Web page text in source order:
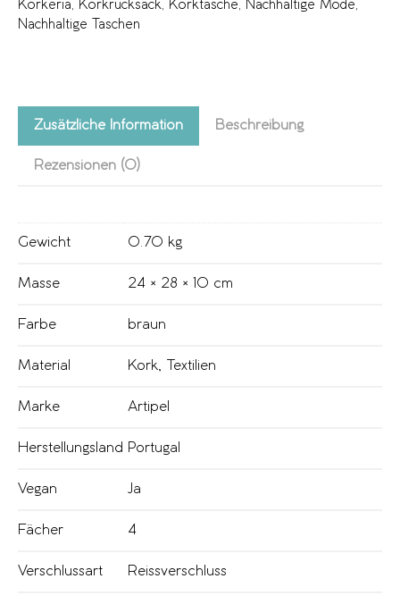
Korkeria
Korkrucksack Korktasche Nachhaltige Mode
Nachhaltige Taschen
Zusätzliche Information Beschreibung
Rezensionen (0)
Gewicht 0.70 kg
Masse 24 × 28 × 10 cm
Farbe braun
Material Kork Textilien
Marke Artipel
Herstellungsland Portugal
Vegan Ja
Fächer 4
Verschlussart Reissverschluss